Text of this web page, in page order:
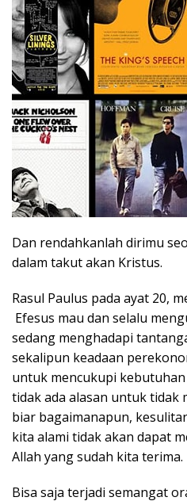
Dan rendahkanlah dirimu
dalam takut akan Kristus.
Rasul Paulus pada ayat 20,
Efesus mau dan selalu
sedang menghadapi
sekalipun keadaan
untuk mencukupi
tidak ada alasan untuk tidak
biar bagaimanapun,
kita alami tidak akan dapat
Allah yang sudah kita terima.
Bisa saja terjadi semangat